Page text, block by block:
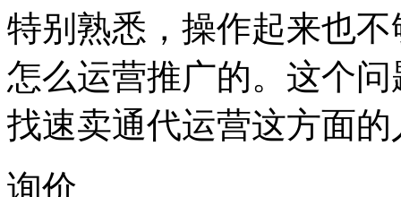
特别熟悉，操作起来也
怎么运营推广的。这个
找速卖通代运营这方面
询价